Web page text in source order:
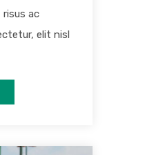
risus ac
elit nisl